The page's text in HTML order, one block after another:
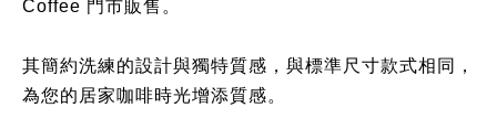
Coffee 門市販售。
其簡約洗練的設計與獨特質感，與標準尺寸款式相同，
為您的居家咖啡時光增添質感。